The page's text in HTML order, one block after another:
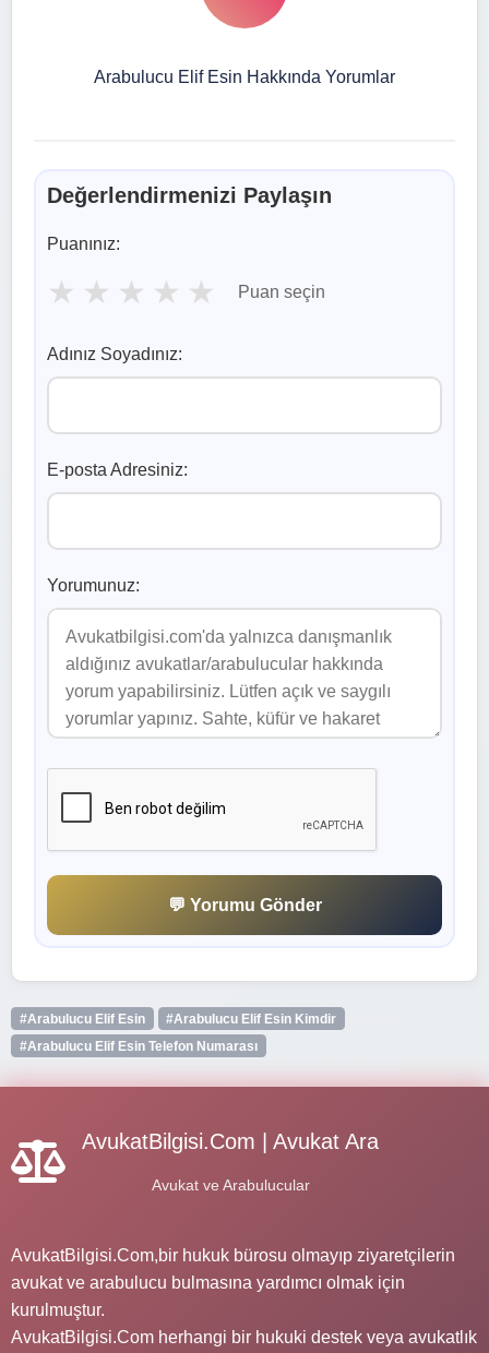
Arabulucu Elif Esin Hakkında Yorumlar
Değerlendirmenizi Paylaşın
Puanınız:
★ ★ ★ ★ ★ Puan seçin
Adınız Soyadınız:
E-posta Adresiniz:
Yorumunuz:
💬 Yorumu Gönder
#Arabulucu Elif Esin
#Arabulucu Elif Esin Kimdir
#Arabulucu Elif Esin Telefon Numarası
AvukatBilgisi.Com | Avukat Ara
Avukat ve Arabulucular
AvukatBilgisi.Com,bir hukuk bürosu olmayıp ziyaretçilerin
avukat ve arabulucu bulmasına yardımcı olmak için
kurulmuştur.
AvukatBilgisi.Com herhangi bir hukuki destek veya avukatlık